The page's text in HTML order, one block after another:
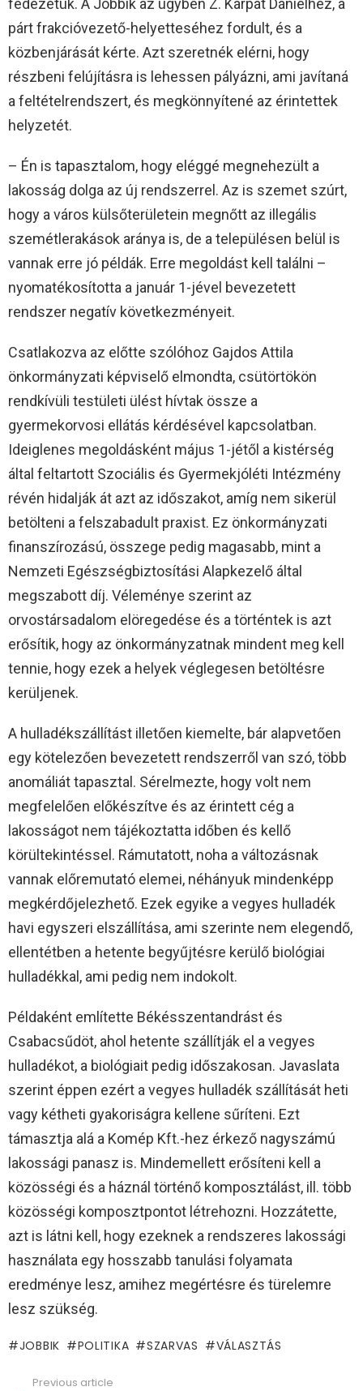
párt frakcióvezető-helyetteséhez fordult, és a
közbenjárását kérte. Azt szeretnék elérni, hogy
részbeni felújításra is lehessen pályázni, ami javítaná
a feltételrendszert, és megkönnyítené az érintettek
helyzetét.
– Én is tapasztalom, hogy eléggé megnehezült a
lakosság dolga az új rendszerrel. Az is szemet szúrt,
hogy a város külsőterületein megnőtt az illegális
szemétlerakások aránya is, de a településen belül is
vannak erre jó példák. Erre megoldást kell találni –
nyomatékosította a január 1-jével bevezetett
rendszer negatív következményeit.
Csatlakozva az előtte szólóhoz Gajdos Attila
önkormányzati képviselő elmondta, csütörtökön
rendkívüli testületi ülést hívtak össze a
gyermekorvosi ellátás kérdésével kapcsolatban.
Ideiglenes megoldásként május 1-jétől a kistérség
által feltartott Szociális és Gyermekjóléti Intézmény
révén hidalják át azt az időszakot, amíg nem sikerül
betölteni a felszabadult praxist. Ez önkormányzati
finanszírozású, összege pedig magasabb, mint a
Nemzeti Egészségbiztosítási Alapkezelő által
megszabott díj. Véleménye szerint az
orvostársadalom elöregedése és a történtek is azt
erősítik, hogy az önkormányzatnak mindent meg kell
tennie, hogy ezek a helyek véglegesen betöltésre
kerüljenek.
A hulladékszállítást illetően kiemelte, bár alapvetően
egy kötelezően bevezetett rendszerről van szó, több
anomáliát tapasztal. Sérelmezte, hogy volt nem
megfelelően előkészítve és az érintett cég a
lakosságot nem tájékoztatta időben és kellő
körültekintéssel. Rámutatott, noha a változásnak
vannak előremutató elemei, néhányuk mindenképp
megkérdőjelezhető. Ezek egyike a vegyes hulladék
havi egyszeri elszállítása, ami szerinte nem elegendő,
ellentétben a hetente begyűjtésre kerülő biológiai
hulladékkal, ami pedig nem indokolt.
Példaként említette Békésszentandrást és
Csabacsűdöt, ahol hetente szállítják el a vegyes
hulladékot, a biológiait pedig időszakosan. Javaslata
szerint éppen ezért a vegyes hulladék szállítását heti
vagy kétheti gyakoriságra kellene sűríteni. Ezt
támasztja alá a Komép Kft.-hez érkező nagyszámú
lakossági panasz is. Mindemellett erősíteni kell a
közösségi és a háznál történő komposztálást, ill. több
közösségi komposztpontot létrehozni. Hozzátette,
azt is látni kell, hogy ezeknek a rendszeres lakossági
használata egy hosszabb tanulási folyamata
eredménye lesz, amihez megértésre és türelemre
lesz szükség.
JOBBIK POLITIKA SZARVAS VÁLASZTÁS
Previous article